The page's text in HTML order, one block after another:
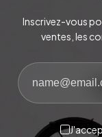
Inscrivez-vous
ventes, les